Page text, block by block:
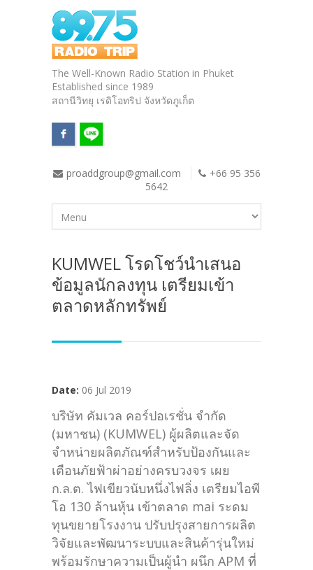
The Well-Known Radio Station in Phuket
Established since 1989
สถานีวิทยุ เรดิโอทริป จังหวัดภูเก็ต
proaddgroup@gmail.com
+66 95 356
5642
KUMWEL โรดโชว์นำเสนอ
ข้อมูลนักลงทุน เตรียมเข้า
ตลาดหลักทรัพย์
Date: 06 Jul 2019
บริษัท คัมเวล คอร์ปอเรชั่น จำกัด
(มหาชน) (KUMWEL) ผู้ผลิตและจัด
จำหน่ายผลิตภัณฑ์สำหรับป้องกันและ
เตือนภัยฟ้าผ่าอย่างครบวงจร เผย
ก.ล.ต. ไฟเขียวนับหนึ่งไฟลิ่ง เตรียมไอพี
โอ 130 ล้านหุ้น เข้าตลาด mai ระดม
ทุนขยายโรงงาน ปรับปรุงสายการผลิต
วิจัยและพัฒนาระบบและสินค้ารุ่นใหม่
พร้อมรักษาความเป็นผู้นำ ผนึก APM ที่